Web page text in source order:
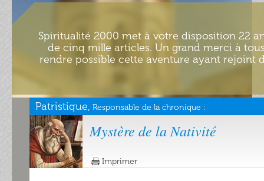
Spiritualité 2000 met à votre disposition 22
de cinq mille articles. Un grand merci à
rendre possible cette aventure ayant rejoint
Patristique, Responsable de la chronique :
Mystère de la Nativité
Imprimer